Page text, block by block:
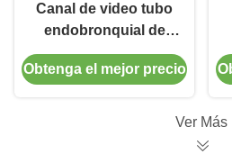
Canal de video tubo
endobronquial de
doble luz sin cámara
Obtenga el mejor precio
Ver Más